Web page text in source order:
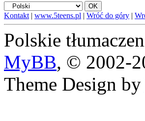
Kontakt | www.5teens.pl | Wróć do góry |
Polskie
MyBB, © 2002-
Theme Design by